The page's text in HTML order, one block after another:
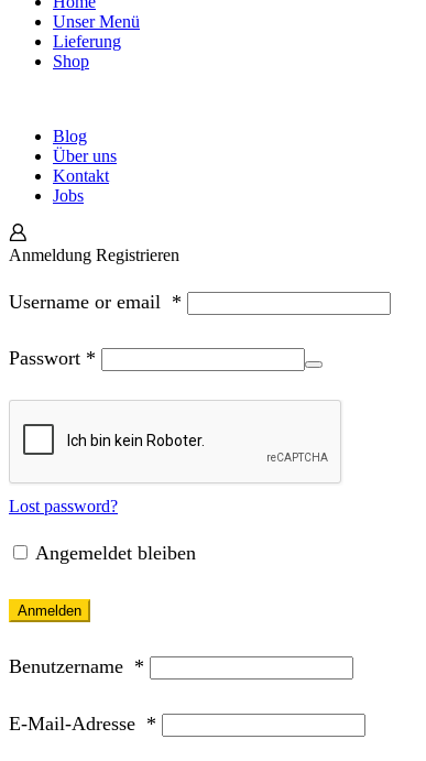
Unser Menü
Lieferung
Shop
Blog
Über uns
Kontakt
Jobs
Anmeldung Registrieren
Username or email *
Passwort *
Lost password?
Angemeldet bleiben
Anmelden
Benutzername *
E-Mail-Adresse *